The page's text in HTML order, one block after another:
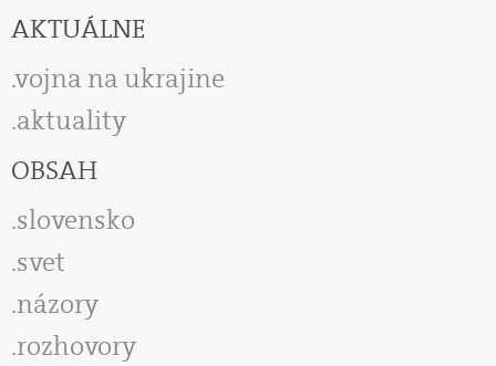
AKTUÁLNE
vojna na ukrajine
aktuality
OBSAH
slovensko
svet
názory
rozhovory